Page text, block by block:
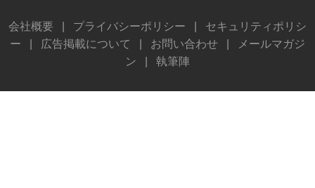
会社概要 プライバシーポリシー
セキュリティポリシ
ー
広告掲載について お問い合わせ
メールマガジ
ン
執筆陣